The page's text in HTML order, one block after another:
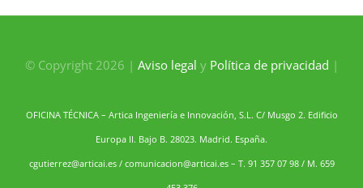
© Copyright 2026 | Aviso legal y Política de privacidad |
OFICINA TÉCNICA – Artica Ingeniería e Innovación, S.L. C/ Musgo 2. Edificio
Europa II. Bajo B. 28023. Madrid. España.
cgutierrez@articai.es/ comunicacion@articai.es– T. 91 357 07 98 / M. 659